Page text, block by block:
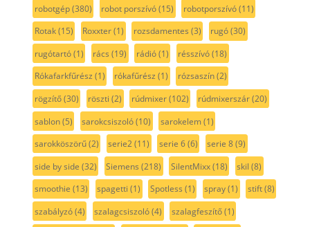
robotgép(380) robot porszívó(15) robotporszívó(11)
Rotak(15) Roxxter(1) rozsdamentes (3) rugó(30)
rugótartó(1) rács (19) rádió(1) résszívó(18)
Rókafarkfűrész (1) rókafűrész (1) rózsaszín(2)
rögzítő(30) röszti (2) rúdmixer(102) rúdmixerszár(20)
sablon(5) sarokcsiszoló(10) sarokelem(1)
sarokköszörű(2) serie2(11) serie 6(6) serie 8(9)
side by side (32) Siemens (218) SilentMixx(18) skil (8)
smoothie (13) spagetti (1) Spotless (1) spray(1) stift(8)
szabályzó(4) szalagcsiszoló(4) szalagfeszítő(1)